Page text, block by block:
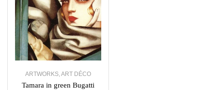
ARTWORKS,ART DÉCO
Tamara in green Bugatti